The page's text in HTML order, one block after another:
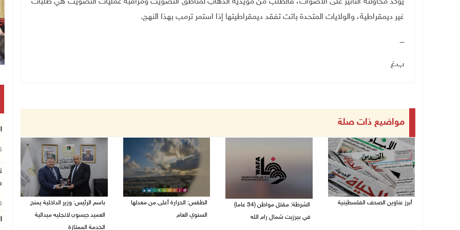
غير ديمقراطية، والولايات المتحدة باتت تفقد ديمقراطيتها إذا استمر ترمب بهذا النهج.
ــــ
ب.غ
مواضيع ذات صلة
أبرز عناوين الصحف الفلسطينية
الشرطة: مقتل مواطن (34 عاما)
في بيرزيت شمال رام الله
الطقس: الحرارة أعلى من معدلها
السنوي العام
باسم الرئيس: وزير الداخلية يمنح
العميد جيسون لانجليه ميدالية
الخدمة الممتازة